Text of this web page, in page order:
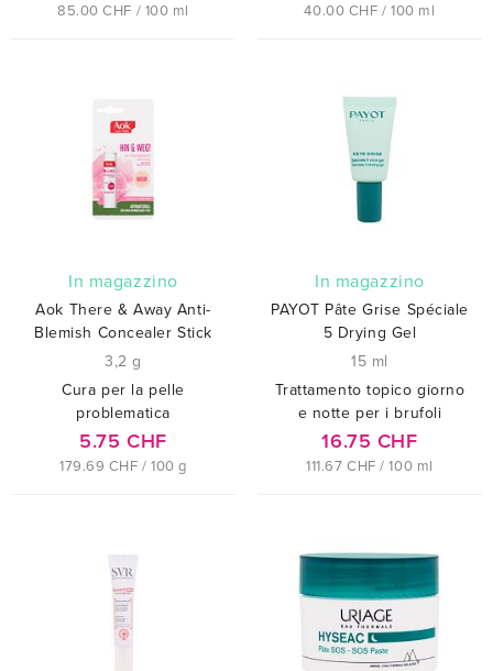
85.00 CHF / 100 ml 40.00 CHF / 100 ml
In magazzino
Aok There & Away Anti-
Blemish Concealer Stick
3,2 g
Cura per la pelle
problematica
5.75 CHF
179.69 CHF / 100 g
In magazzino
PAYOT Pâte Grise Spéciale
5 Drying Gel
15 ml
Trattamento topico giorno
e notte per i brufoli
16.75 CHF
111.67 CHF / 100 ml